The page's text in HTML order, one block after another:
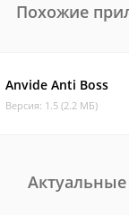
Похожие
Anvide Anti Boss
Версия: 1.5 (2.2 МБ)
Актуальные